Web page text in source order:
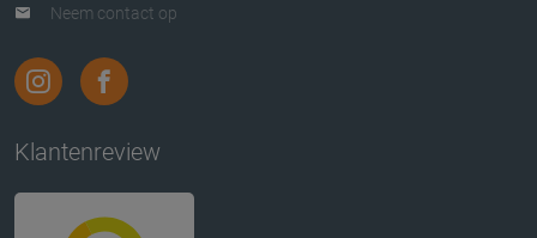
Neem contact op
Klantenreview